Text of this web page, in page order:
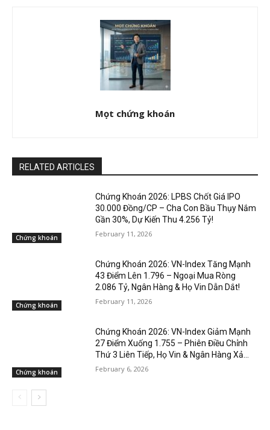
Mọt chứng khoán
RELATED ARTICLES
Chứng khoán
Chứng Khoán 2026: LPBS Chốt Giá IPO
30.000 Đồng/CP – Cha Con Bầu Thụy Nắm
Gần 30%, Dự Kiến Thu 4.256 Tỷ!
February 11, 2026
Chứng khoán
Chứng Khoán 2026: VN-Index Tăng Mạnh
43 Điểm Lên 1.796 – Ngoại Mua Ròng
2.086 Tỷ, Ngân Hàng & Họ Vin Dẫn Dắt!
February 11, 2026
Chứng khoán
Chứng Khoán 2026: VN-Index Giảm Mạnh
27 Điểm Xuống 1.755 – Phiên Điều Chỉnh
Thứ 3 Liên Tiếp, Họ Vin & Ngân Hàng Xả...
February 6, 2026